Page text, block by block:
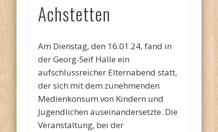
Achstetten
Am Dienstag, den 16.01.24, fand in
der Georg-Seif Halle ein
aufschlussreicher Elternabend statt,
der sich mit dem zunehmenden
Medienkonsum von Kindern und
Jugendlichen auseinandersetzte. Die
Veranstaltung, bei der